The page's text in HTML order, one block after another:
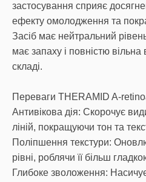
застосування сприяє
ефекту омолодження та
Засіб має нейтральний
має запаху і повністю
складі.
Переваги THERAMID A-
Антивікова дія: Скорочує
ліній, покращуючи тон та
Поліпшення текстури:
рівні, роблячи її більш
Глибоке зволоження: